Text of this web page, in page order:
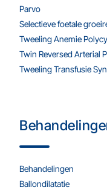
Parvo
Selectieve foetale
Tweeling Anemie
Twin Reversed Arterial
Tweeling Transfusie
Behandelingen
Ballondilatatie